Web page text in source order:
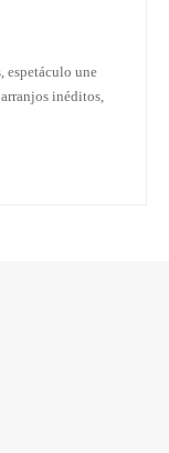
espetáculo une
inéditos,